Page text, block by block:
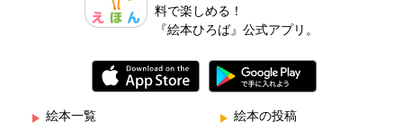
料で楽しめる！
『絵本ひろば』公式アプリ。
絵本一覧 絵本の投稿